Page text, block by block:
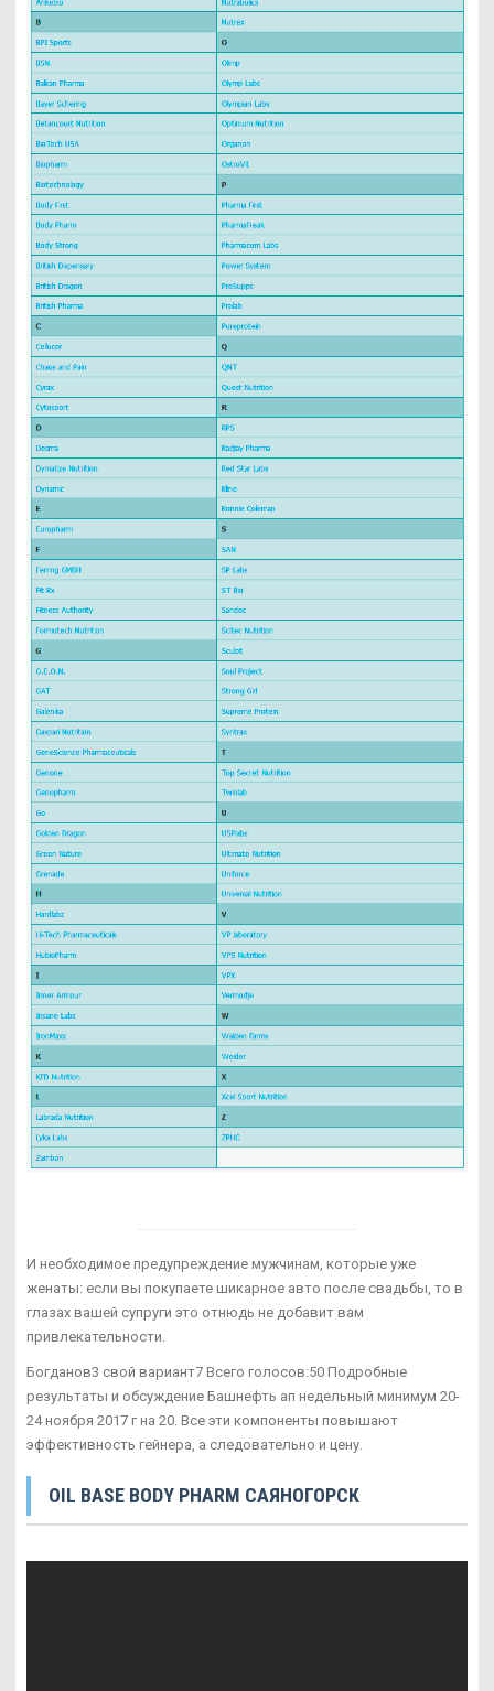
И необходимое предупреждение мужчинам, которые уже
женаты: если вы покупаете шикарное авто после свадьбы, то в
глазах вашей супруги это отнюдь не добавит вам
привлекательности.
Богданов3 свой вариант7 Всего голосов:50 Подробные
результаты и обсуждение Башнефть ап недельный минимум 20-
24 ноября 2017 г на 20. Все эти компоненты повышают
эффективность гейнера, а следовательно и цену.
OIL BASE BODY PHARM САЯНОГОРСК